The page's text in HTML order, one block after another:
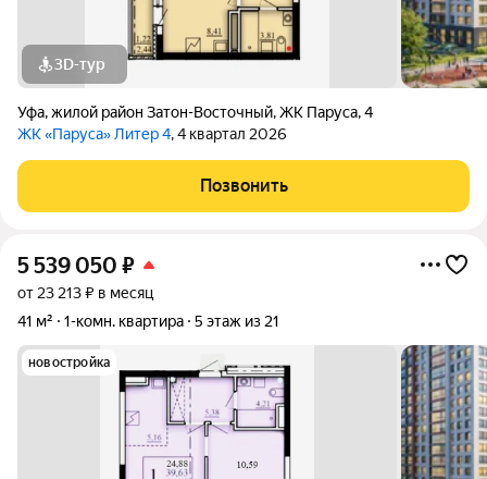
3D-тур
Уфа,жилой район Затон-Восточный,ЖК Паруса,4
ЖК «Паруса» Литер 4, 4 квартал 2026
Позвонить
5 539 050 ₽
от 23 213 ₽ в месяц
41 м²
1-комн. квартира 5 этаж из 21
новостройка